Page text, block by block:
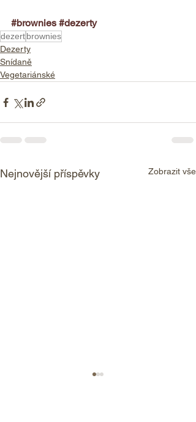
#brownies #dezerty
dezertbrownies
Dezerty
Snídaně
Vegetariánské
Nejnovější příspěvky Zobrazit vše